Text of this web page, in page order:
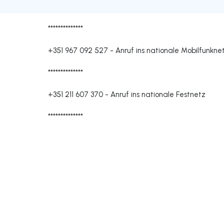
**************
+351 967 092 527 - Anruf ins nationale
**************
+351 211 607 370 - Anruf ins nationale Festnetz
**************